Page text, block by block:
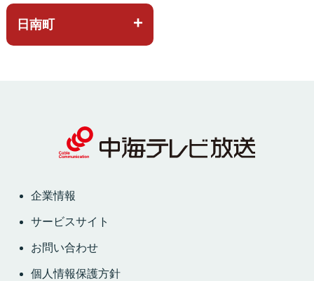
日南町
企業情報
サービスサイト
お問い合わせ
個人情報保護方針